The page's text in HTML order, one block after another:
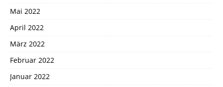
Mai 2022
April 2022
März 2022
Februar 2022
Januar 2022